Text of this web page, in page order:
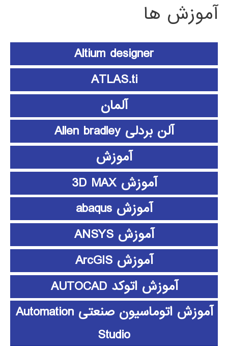
آموزش ها
Altium designer
ATLAS.ti
آلمان
آلن بردلی Allen bradley
آموزش
آموزش 3D MAX
آموزش abaqus
آموزش ANSYS
آموزش ArcGIS
آموزش اتوکد AUTOCAD
آموزش اتوماسیون صنعتی Automation
Studio